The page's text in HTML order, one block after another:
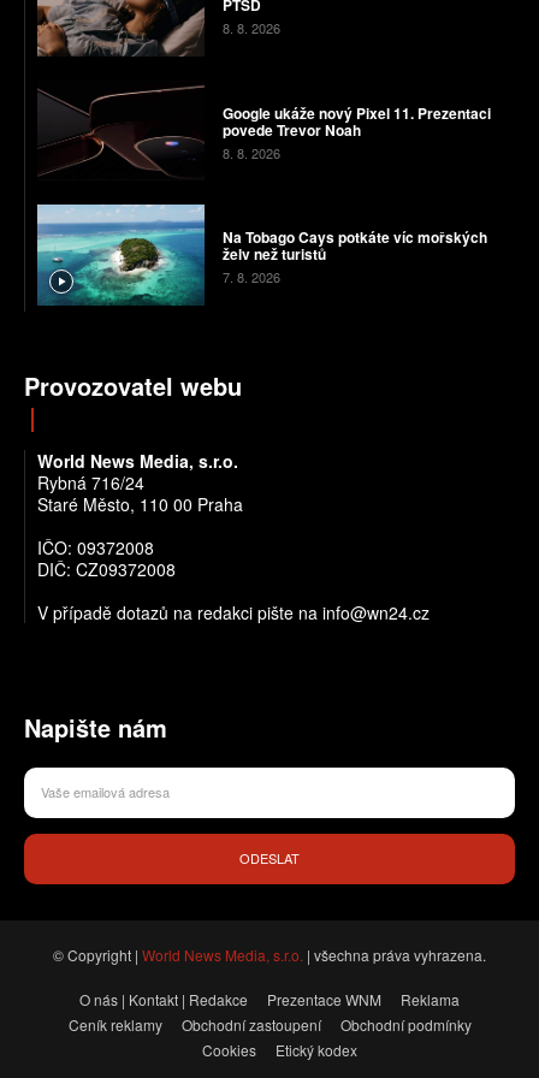
PTSD
8. 8. 2026
Google ukáže nový Pixel 11. Prezentaci
povede Trevor Noah
8. 8. 2026
Na Tobago Cays potkáte víc mořských
želv než turistů
7. 8. 2026
Provozovatel webu
World News Media, s.r.o.
Rybná 716/24
Staré Město, 110 00 Praha
IČO: 09372008
DIČ: CZ09372008
V případě dotazů na redakci pište na info@wn24.cz
Napište nám
ODESLAT
© Copyright | World News Media, s.r.o. | všechna práva vyhrazena.
O nás | Kontakt | Redakce Prezentace WNM
Reklama
Ceník reklamy
Obchodní zastoupení
Obchodní podmínky
Cookies
Etický kodex